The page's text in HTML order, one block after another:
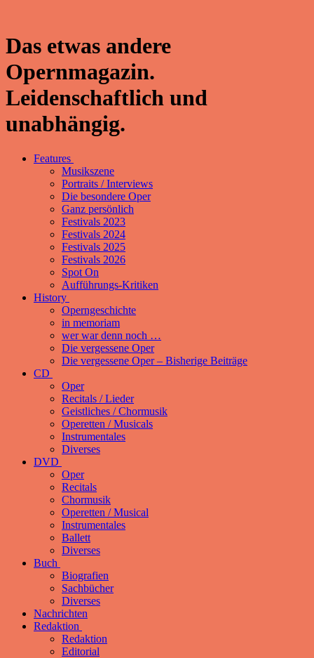
Das etwas andere
Opernmagazin.
Leidenschaftlich und
unabhängig.
Features
Musikszene
Portraits / Interviews
Die besondere Oper
Ganz persönlich
Festivals 2023
Festivals 2024
Festivals 2025
Festivals 2026
Spot On
Aufführungs-Kritiken
History
Operngeschichte
in memoriam
wer war denn noch …
Die vergessene Oper
Die vergessene Oper – Bisherige Beiträge
CD
Oper
Recitals / Lieder
Geistliches / Chormusik
Operetten / Musicals
Instrumentales
Diverses
DVD
Oper
Recitals
Chormusik
Operetten / Musical
Instrumentales
Ballett
Diverses
Buch
Biografien
Sachbücher
Diverses
Nachrichten
Redaktion
Redaktion
Editorial